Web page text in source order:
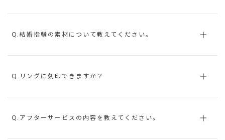
Q.結婚指輪の素材について教えてください。
Q.リングに刻印できますか？
Q.アフターサービスの内容を教えてください。